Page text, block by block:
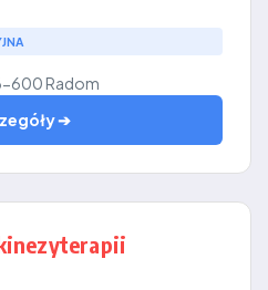
600 Radom
➔